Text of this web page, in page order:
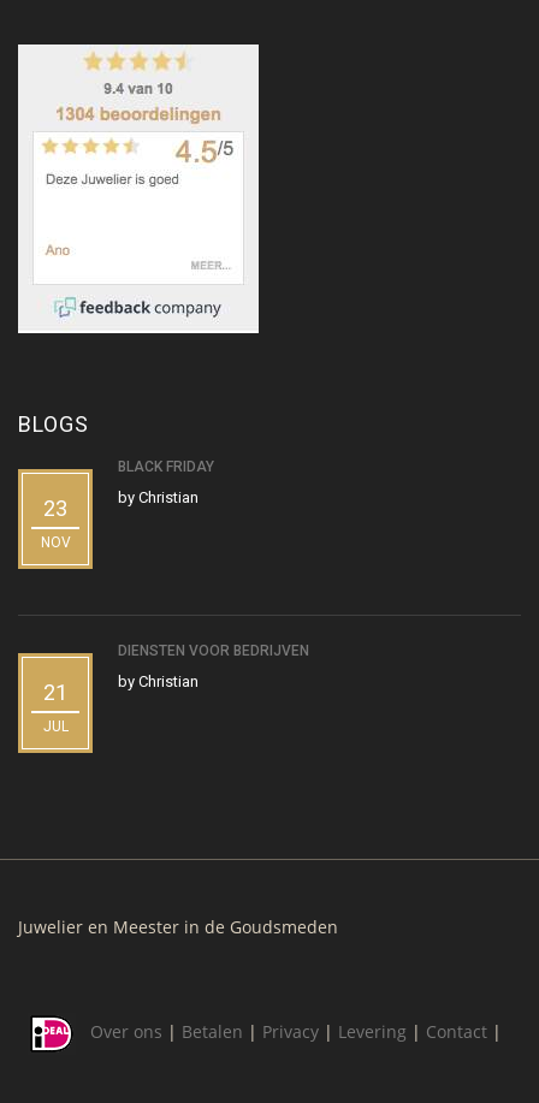
BLOGS
23
NOV
BLACK FRIDAY
by Christian
21
JUL
DIENSTEN VOOR BEDRIJVEN
by Christian
Juwelier en Meester in de Goudsmeden
Over ons | Betalen | Privacy | Levering | Contact |